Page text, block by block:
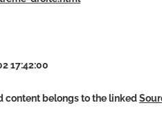
17:42:00
content belongs to the linked